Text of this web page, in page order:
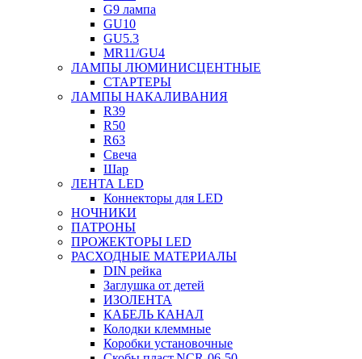
G9 лампа
GU10
GU5.3
MR11/GU4
ЛАМПЫ ЛЮМИНИСЦЕНТНЫЕ
СТАРТЕРЫ
ЛАМПЫ НАКАЛИВАНИЯ
R39
R50
R63
Свеча
Шар
ЛЕНТА LED
Коннекторы для LED
НОЧНИКИ
ПАТРОНЫ
ПРОЖЕКТОРЫ LED
РАСХОДНЫЕ МАТЕРИАЛЫ
DIN рейка
Заглушка от детей
ИЗОЛЕНТА
КАБЕЛЬ КАНАЛ
Колодки клеммные
Коробки установочные